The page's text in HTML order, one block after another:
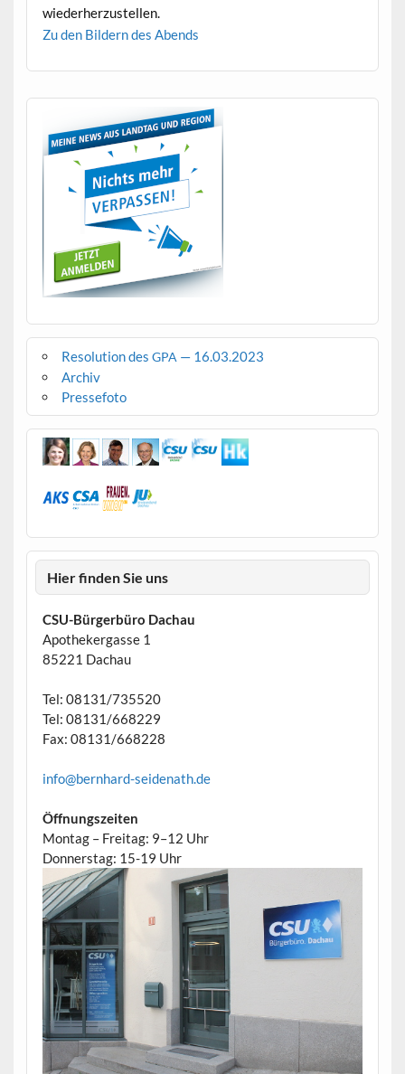
wiederherzustellen.
Zu den Bildern des Abends
Resolution des GPA — 16.03.2023
Archiv
Pressefoto
Hier finden Sie uns
CSU-Bürgerbüro Dachau
Apothekergasse 1
85221 Dachau
Tel: 08131/735520
Tel: 08131/668229
Fax: 08131/668228
info@bernhard-seidenath.de
Öffnungszeiten
Montag – Freitag: 9–12 Uhr
Donnerstag: 15-19 Uhr